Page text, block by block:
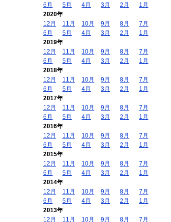
6月
5月 4月 3月 2月
1月
2020年
12月
11月 10月 9月 8月
7月
6月
5月 4月 3月 2月
1月
2019年
12月
11月 10月 9月 8月
7月
6月
5月 4月 3月 2月
1月
2018年
12月
11月 10月 9月 8月
7月
6月
5月 4月 3月 2月
1月
2017年
12月
11月 10月 9月 8月
7月
6月
5月 4月 3月 2月
1月
2016年
12月
11月 10月 9月 8月
7月
6月
5月 4月 3月 2月
1月
2015年
12月
11月 10月 9月 8月
7月
6月
5月 4月 3月 2月
1月
2014年
12月
11月 10月 9月 8月
7月
6月
5月 4月 3月 2月
1月
2013年
12月
11月 10月 9月 8月 7月